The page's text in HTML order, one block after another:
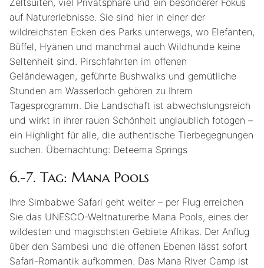
Zeltsuiten, viel Privatsphäre und ein besonderer Fokus
auf Naturerlebnisse. Sie sind hier in einer der
wildreichsten Ecken des Parks unterwegs, wo Elefanten,
Büffel, Hyänen und manchmal auch Wildhunde keine
Seltenheit sind. Pirschfahrten im offenen
Geländewagen, geführte Bushwalks und gemütliche
Stunden am Wasserloch gehören zu Ihrem
Tagesprogramm. Die Landschaft ist abwechslungsreich
und wirkt in ihrer rauen Schönheit unglaublich fotogen –
ein Highlight für alle, die authentische Tierbegegnungen
suchen. Übernachtung: Deteema Springs
6.-7. Tag: Mana Pools
Ihre Simbabwe Safari geht weiter – per Flug erreichen
Sie das UNESCO-Weltnaturerbe Mana Pools, eines der
wildesten und magischsten Gebiete Afrikas. Der Anflug
über den Sambesi und die offenen Ebenen lässt sofort
Safari-Romantik aufkommen. Das Mana River Camp ist